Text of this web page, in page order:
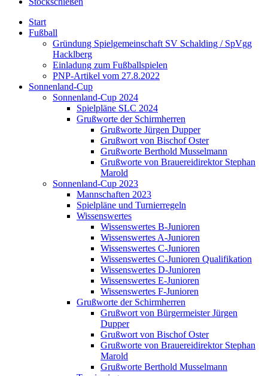
Start
Fußball
Gründung Spielgemeinschaft SV Schalding / SpVgg
Hacklberg
Einladung zum Fußballspielen
PNP-Artikel vom 27.8.2022
Sonnenland-Cup
Sonnenland-Cup 2024
Spielpläne SLC 2024
Grußworte der Schirmherren
Grußworte Jürgen Dupper
Grußwort von Bischof Oster
Grußworte Berthold Musselmann
Grußworte von Brauereidirektor Stephan
Marold
Sonnenland-Cup 2023
Mannschaften 2023
Spielpläne und Turnierregeln
Wissenswertes
Wissenswertes B-Junioren
Wissenswertes A-Junioren
Wissenswertes C-Junioren
Wissenswertes C-Junioren Qualifikation
Wissenswertes D-Junioren
Wissenswertes E-Junioren
Wissenswertes F-Junioren
Grußworte der Schirmherren
Grußwort von Bürgermeister Jürgen
Dupper
Grußwort von Bischof Oster
Grußworte von Brauereidirektor Stephan
Marold
Grußworte Berthold Musselmann